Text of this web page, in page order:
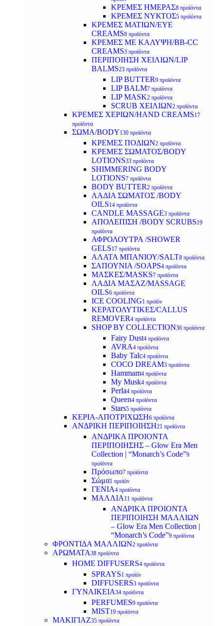
ΚΡΕΜΕΣ ΗΜΕΡΑΣ8 προϊόντα
ΚΡΕΜΕΣ ΝΥΚΤΟΣ5 προϊόντα
ΚΡΕΜΕΣ ΜΑΤΙΩΝ/EYE
CREAMS8 προϊόντα
ΚΡΕΜΕΣ ΜΕ ΚΑΛΥΨΗ/BB-CC
CREAMS3 προϊόντα
ΠΕΡΙΠΟΙΗΣΗ ΧΕΙΛΙΩΝ/LIP
BALMS23 προϊόντα
LIP BUTTER9 προϊόντα
LIP BALM7 προϊόντα
LIP MASK2 προϊόντα
SCRUB ΧΕΙΛΙΩΝ2 προϊόντα
ΚΡΕΜΕΣ ΧΕΡΙΩΝ/HAND CREAMS17
προϊόντα
ΣΩΜΑ/BODY130 προϊόντα
ΚΡΕΜΕΣ ΠΟΔΙΩΝ2 προϊόντα
ΚΡΕΜΕΣ ΣΩΜΑΤΟΣ/BODY
LOTIONS33 προϊόντα
SHIMMERING BODY
LOTIONS7 προϊόντα
BODY BUTTER2 προϊόντα
ΛΑΔΙΑ ΣΩΜΑΤΟΣ /BODY
OILS14 προϊόντα
CANDLE MASSAGE3 προϊόντα
ΑΠΟΛΕΠΙΣΗ /BODY SCRUBS19
προϊόντα
ΑΦΡΟΛΟΥΤΡΑ /SHOWER
GELS17 προϊόντα
ΑΛΑΤΑ ΜΠΑΝΙΟΥ/SALT8 προϊόντα
ΣΑΠΟΥΝΙΑ /SOAPS4 προϊόντα
ΜΑΣΚΕΣ/MASKS7 προϊόντα
ΛΑΔΙΑ ΜΑΣΑΖ/MASSAGE
OILS6 προϊόντα
ICE COOLING1 προϊόν
ΚΕΡΑΤΟΛΥΤΙΚΕΣ/CALLUS
REMOVER4 προϊόντα
SHOP BY COLLECTION36 προϊόντα
Fairy Dust4 προϊόντα
AVRA4 προϊόντα
Baby Talc4 προϊόντα
COCO DREAM3 προϊόντα
Hammam4 προϊόντα
My Musk4 προϊόντα
Perla4 προϊόντα
Queen4 προϊόντα
Stars5 προϊόντα
ΚΕΡΙΑ-ΑΠΟΤΡΙΧΩΣΗ6 προϊόντα
ΑΝΔΡΙΚΗ ΠΕΡΙΠΟΙΗΣΗ21 προϊόντα
ΑΝΔΡΙΚΑ ΠΡΟΙΟΝΤΑ
ΠΕΡΙΠΟΙΗΣΗΣ – Glow Era Men
Collection | “Monarch’s Code”9
προϊόντα
Πρόσωπο7 προϊόντα
Σώμα1 προϊόν
ΓΕΝΙΑ4 προϊόντα
ΜΑΛΛΙΑ 11 προϊόντα
ΑΝΔΡΙΚΑ ΠΡΟΙΟΝΤΑ
ΠΕΡΙΠΟΙΗΣΗ ΜΑΛΛΙΩΝ
– Glow Era Men Collection |
“Monarch’s Code”9 προϊόντα
ΦΡΟΝΤΙΔΑ ΜΑΛΛΙΩΝ2 προϊόντα
ΑΡΩΜΑΤΑ38 προϊόντα
HOME DIFFUSERS4 προϊόντα
SPRAYS1 προϊόν
DIFFUSERS3 προϊόντα
ΓΥΝΑΙΚΕΙΑ34 προϊόντα
PERFUMES9 προϊόντα
MIST19 προϊόντα
ΜΑΚΙΓΙΑΖ35 προϊόντα